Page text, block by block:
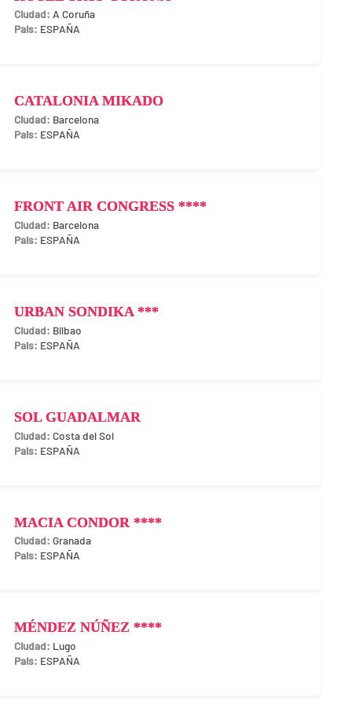
A Coruña
ESPAÑA
CATALONIA MIKADO
Barcelona
ESPAÑA
FRONT AIR CONGRESS ****
Barcelona
ESPAÑA
URBAN SONDIKA ***
Bilbao
ESPAÑA
SOL GUADALMAR
Costa del Sol
ESPAÑA
MACIA CONDOR ****
Granada
ESPAÑA
MÉNDEZ NÚÑEZ ****
Lugo
ESPAÑA